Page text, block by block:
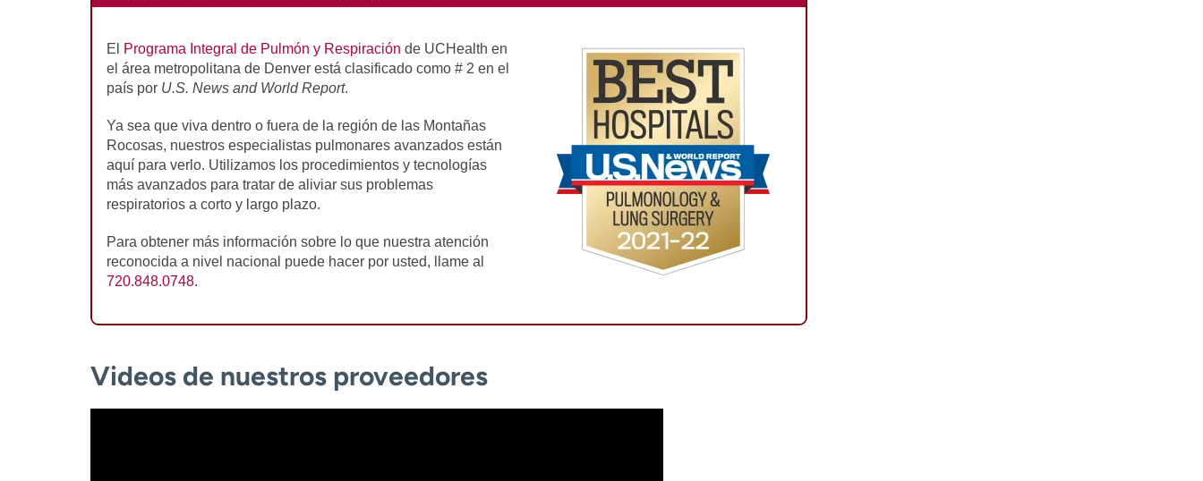
El Programa Integral de Pulmón y Respiración de UCHealth en
el área metropolitana de Denver está clasificado como # 2 en el
país por U.S. News and World Report.
Ya sea que viva dentro o fuera de la región de las Montañas
Rocosas, nuestros especialistas pulmonares avanzados están
aquí para verlo. Utilizamos los procedimientos y tecnologías
más avanzados para tratar de aliviar sus problemas
respiratorios a corto y largo plazo.
Para obtener más información sobre lo que nuestra atención
reconocida a nivel nacional puede hacer por usted, llame al
720.848.0748.
Videos de nuestros proveedores